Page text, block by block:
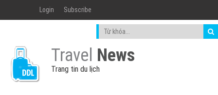
Login Subscribe
Travel News
Trang tin du lịch